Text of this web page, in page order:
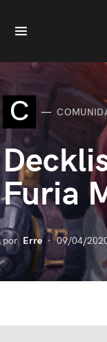
C
Furia
por Erre 09/04/